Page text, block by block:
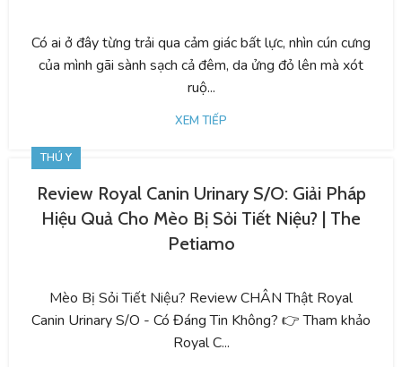
Có ai ở đây từng trải qua cảm giác bất lực, nhìn cún cưng
của mình gãi sành sạch cả đêm, da ửng đỏ lên mà xót
ruộ...
XEM TIẾP
THÚ Y
Review Royal Canin Urinary S/O: Giải Pháp
Hiệu Quả Cho Mèo Bị Sỏi Tiết Niệu? | The
Petiamo
Mèo Bị Sỏi Tiết Niệu? Review CHÂN Thật Royal
Canin Urinary S/O - Có Đáng Tin Không? 👉 Tham khảo
Royal C...